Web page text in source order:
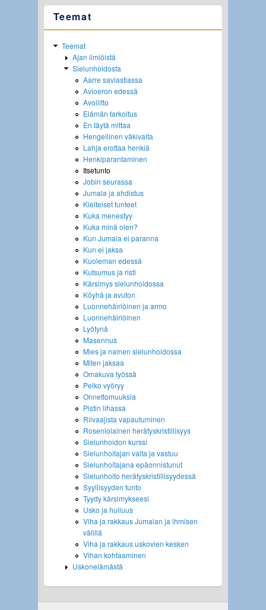
Teemat
Teemat
Ajan ilmiöistä
Sielunhoidosta
Aarre saviastiassa
Avioeron edessä
Avoliitto
Elämän tarkoitus
En täytä mittaa
Hengellinen väkivalta
Lahja erottaa henkiä
Henkiparantaminen
Itsetunto
Jobin seurassa
Jumala ja ahdistus
Kielteiset tunteet
Kuka menestyy
Kuka minä olen?
Kun Jumala ei paranna
Kun ei jaksa
Kuoleman edessä
Kutsumus ja risti
Kärsimys sielunhoidossa
Köyhä ja avuton
Luonnehäiriöinen ja armo
Luonnehäiriöinen
Lyötynä
Masennus
Mies ja nainen sielunhoidossa
Miten jaksaa
Omakuva työssä
Pelko vyöryy
Onnettomuuksia
Pistin lihassa
Riivaajista vapautuminen
Roseniolainen herätyskristillisyys
Sielunhoidon kurssi
Sielunhoitajan valta ja vastuu
Sielunhoitajana epäonnistunut
Sielunhoito herätyskristillisyydessä
Syyllisyyden tunto
Tyydy kärsimykseesi
Usko ja hulluus
Viha ja rakkaus Jumalan ja ihmisen
välillä
Viha ja rakkaus uskovien kesken
Vihan kohtaaminen
Uskonelämästä